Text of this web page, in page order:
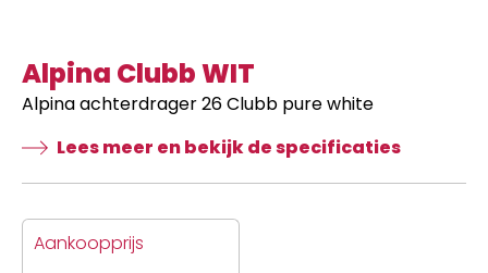
Alpina Clubb WIT
Alpina achterdrager 26 Clubb pure white
Lees meer en bekijk de specificaties
Aankoopprijs